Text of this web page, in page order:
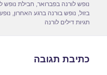
נופש לורנה בפברואר, חבילת נופש
בזול, נופש בורנה ברגע האחרון,
תגיות דילים לורנה
כתיבת תגובה